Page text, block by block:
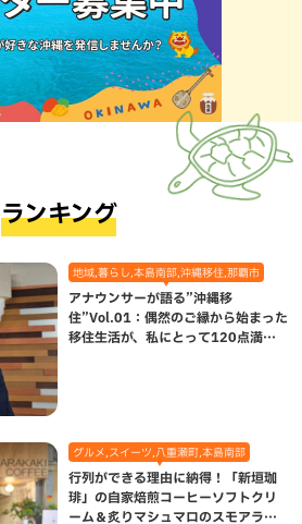
ランキング
地域,暮らし,本島南部,沖縄移住,那覇市
アナウンサーが語る”沖縄移
住”Vol.01：偶然のご縁から始まった
移住生活が、私にとって120点満点
グルメ,スイーツ,八重瀬町,本島南部
行列ができる理由に納得！「新垣珈
琲」の自家焙煎コーヒーソフトクリ
ーム＆炙りマシュマロのスモアラテ